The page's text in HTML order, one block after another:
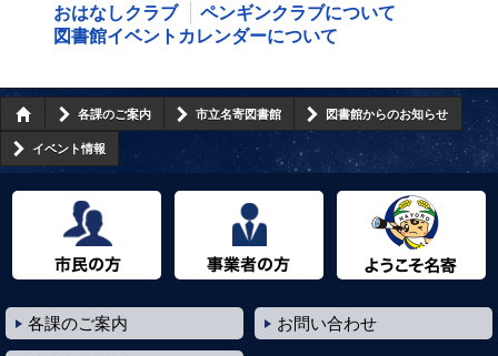
おはなしクラブ
ペンギンクラブについて
図書館イベントカレンダーについて
各課のご案内 市立名寄図書館 図書館からのお知らせ
イベント情報
各課のご案内 お問い合わせ